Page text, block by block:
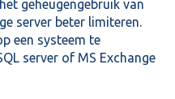
geheugengebruik van
server beter limiteren.
een systeem te
server of MS Exchange